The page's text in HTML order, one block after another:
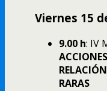
Viernes 15
9.00 h: IV
RARAS